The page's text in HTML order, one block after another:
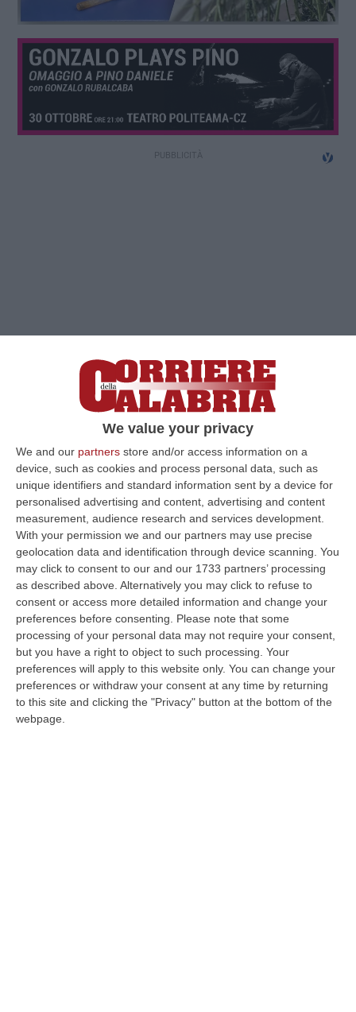
We value your privacy
We and our partners store and/or access information on a
device, such as cookies and process personal data, such as
unique identifiers and standard information sent by a device for
personalised advertising and content, advertising and content
measurement, audience research and services development.
With your permission we and our partners may use precise
geolocation data and identification through device scanning. You
may click to consent to our and our 1733 partners’ processing
as described above. Alternatively you may click to refuse to
consent or access more detailed information and change your
preferences before consenting.
Please note that some
processing of your personal data may not require your consent,
but you have a right to object to such processing. Your
preferences will apply to this website only. You can change your
preferences or withdraw your consent at any time by returning
to this site and clicking the "Privacy" button at the bottom of the
webpage.
Clicca e segui “Corriere della Calabria” su Google News
VIBO VALENTIANella mattinata del 23 aprile
2025, i Carabinieri del Nucleo Operativo della
Compagnia di Tropea e delle Stazioni di
Rombiolo e San Calogero, hanno eseguito
un’ordinanza di custodia cautelare in carcere,
emessa dal gip del Tribunale di Vibo Valentia
su richiesta Procura della Repubblica guidata
dal Procuratore Camillo Falvo, nei confronti